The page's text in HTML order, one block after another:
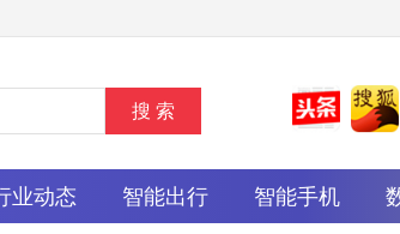
业动态 智能出行 智能手机